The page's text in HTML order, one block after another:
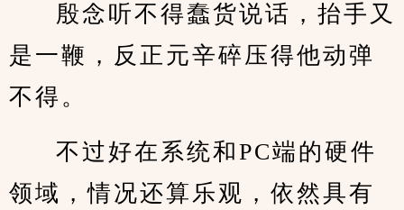
殷念听不得蠢货说话，抬手又
是一鞭，反正元辛碎压得他动弹
不得。
不过好在系统和PC端的硬件
领域，情况还算乐观，依然具有